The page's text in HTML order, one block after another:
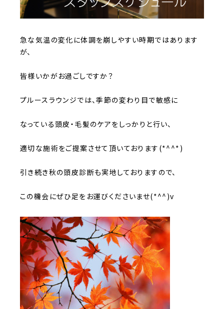
急な気温の変化に体調を崩しやすい時期ではあります
が、
皆様いかがお過ごしですか？
プルースラウンジでは、季節の変わり目で敏感に
なっている頭皮・毛髪のケアをしっかりと行い、
適切な施術をご提案させて頂いております(*^^*)
引き続き秋の頭皮診断も実地しておりますので、
この機会にぜひ足をお運びくださいませ(*^^)v